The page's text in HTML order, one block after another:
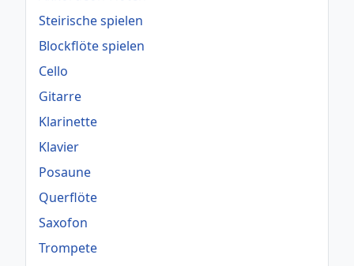
Steirische spielen
Blockflöte spielen
Cello
Gitarre
Klarinette
Klavier
Posaune
Querflöte
Saxofon
Trompete